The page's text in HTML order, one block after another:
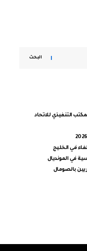
البحث
التنفيذي للاتحاد
في الخليج
في المونديال
بالصومال